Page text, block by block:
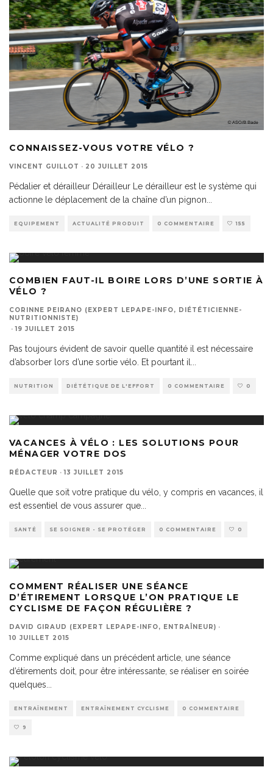
CONNAISSEZ-VOUS VOTRE VÉLO ?
VINCENT GUILLOT · 20 JUILLET 2015
Pédalier et dérailleur Dérailleur Le dérailleur est le système qui
actionne le déplacement de la chaîne d’un pignon...
EQUIPEMENT ACTUALITÉ PRODUIT 0 COMMENTAIRE 155
COMBIEN FAUT-IL BOIRE LORS D’UNE SORTIE À
VÉLO ?
CORINNE PEIRANO (EXPERT LEPAPE-INFO, DIÉTÉTICIENNE-
NUTRITIONNISTE)
· 19 JUILLET 2015
Pas toujours évident de savoir quelle quantité il est nécessaire
d’absorber lors d’une sortie vélo. Et pourtant il...
NUTRITION DIÉTÉTIQUE DE L'EFFORT 0 COMMENTAIRE 0
VACANCES À VÉLO : LES SOLUTIONS POUR
MÉNAGER VOTRE DOS
RÉDACTEUR · 13 JUILLET 2015
Quelle que soit votre pratique du vélo, y compris en vacances, il
est essentiel de vous assurer que...
SANTÉ SE SOIGNER - SE PROTÉGER 0 COMMENTAIRE 0
COMMENT RÉALISER UNE SÉANCE
D’ÉTIREMENT LORSQUE L’ON PRATIQUE LE
CYCLISME DE FAÇON RÉGULIÈRE ?
DAVID GIRAUD (EXPERT LEPAPE-INFO, ENTRAÎNEUR) ·
10 JUILLET 2015
Comme expliqué dans un précédent article, une séance
d’étirements doit, pour être intéressante, se réaliser en soirée
quelques...
ENTRAÎNEMENT ENTRAÎNEMENT CYCLISME 0 COMMENTAIRE
9